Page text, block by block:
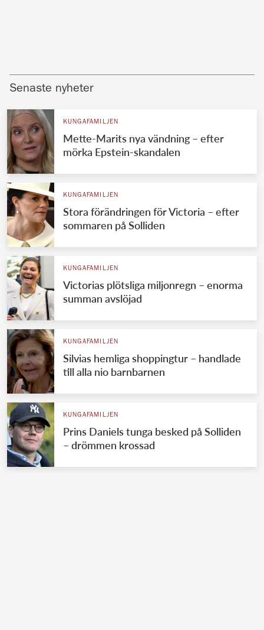
Senaste nyheter
KUNGAFAMILJEN
Mette-Marits nya vändning – efter
mörka Epstein-skandalen
KUNGAFAMILJEN
Stora förändringen för Victoria – efter
sommaren på Solliden
KUNGAFAMILJEN
Victorias plötsliga miljonregn – enorma
summan avslöjad
KUNGAFAMILJEN
Silvias hemliga shoppingtur – handlade
till alla nio barnbarnen
KUNGAFAMILJEN
Prins Daniels tunga besked på Solliden
– drömmen krossad